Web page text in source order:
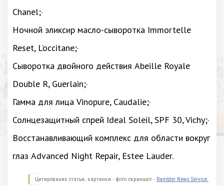
Chanel;·
Ночной эликсир масло-сыворотка Immortelle
Reset, L’occitane;·
Сыворотка двойного действия Abeille Royale
Double R, Guerlain;·
Гамма для лица Vinopure, Caudalie;·
Солнцезащитный спрей Ideal Soleil, SPF 30, Vichy;·
Восстанавливающий комплекс для области вокруг
глаз Advanced Night Repair, Estee Lauder.
Цитирование статьи, картинки - фото скриншот - Rambler News Service.